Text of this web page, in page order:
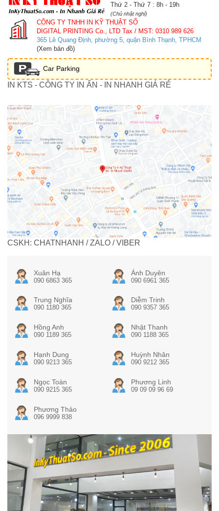
Thứ 2 - Thứ 7 : 8h - 19h
(Chủ nhật nghỉ)
CÔNG TY TNHH IN KỸ THUẬT SỐ
DIGITAL PRINTING Co., LTD Tax / MST: 0310 989 626
365 Lê Quang Định, phường 5, quận Bình Thạnh, TPHCM
(Xem bản đồ)
Car Parking
IN KTS - CÔNG TY IN ẤN - IN NHANH GIÁ RẺ
CSKH: CHATNHANH / ZALO / VIBER
Xuân Hạ
090 6863 365
Ánh Duyên
090 6961 365
Trung Nghĩa
090 1180 365
Diễm Trinh
090 9357 365
Hồng Anh
090 1189 365
Nhật Thanh
090 1188 365
Hạnh Dung
090 9213 365
Huỳnh Nhân
090 9212 365
Ngọc Toàn
090 9215 365
Phương Linh
09 09 09 96 69
Phương Thảo
096 9999 838